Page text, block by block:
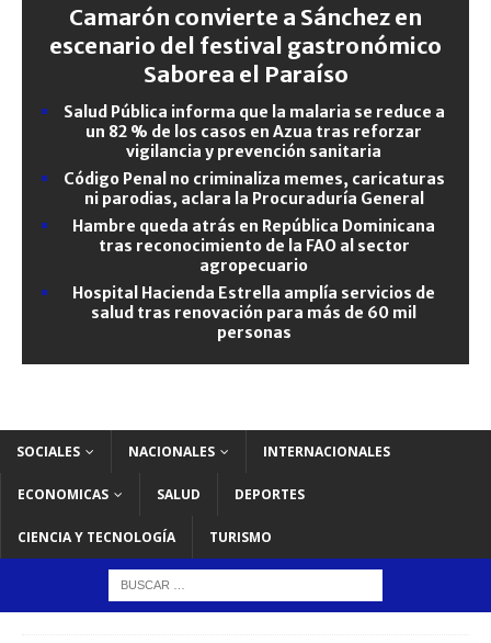
Camarón convierte a Sánchez en
escenario del festival gastronómico
Saborea el Paraíso
Salud Pública informa que la malaria se reduce a
un 82 % de los casos en Azua tras reforzar
vigilancia y prevención sanitaria
Código Penal no criminaliza memes, caricaturas
ni parodias, aclara la Procuraduría General
Hambre queda atrás en República Dominicana
tras reconocimiento de la FAO al sector
agropecuario
Hospital Hacienda Estrella amplía servicios de
salud tras renovación para más de 60 mil
personas
SOCIALES NACIONALES INTERNACIONALES
ECONOMICAS SALUD DEPORTES
CIENCIA Y TECNOLOGÍA TURISMO